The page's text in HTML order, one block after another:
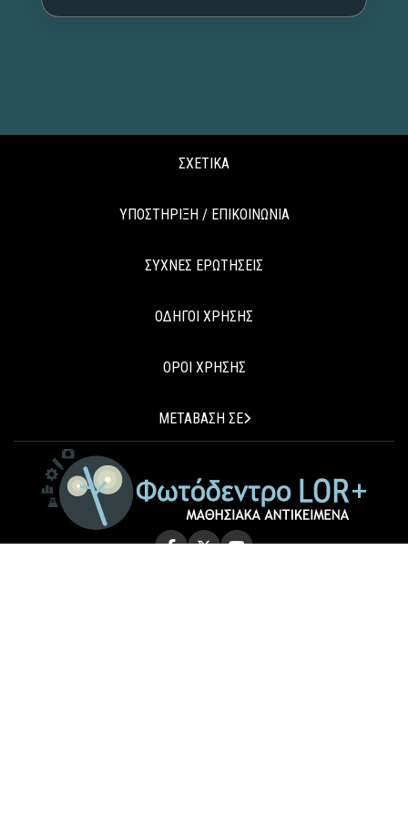
ΣΧΕΤΙΚΑ
ΥΠΟΣΤΗΡΙΞΗ / ΕΠΙΚΟΙΝΩΝΙΑ
ΣΥΧΝΕΣ ΕΡΩΤΗΣΕΙΣ
ΟΔΗΓΟΙ ΧΡΗΣΗΣ
ΟΡΟΙ ΧΡΗΣΗΣ
ΜΕΤΑΒΑΣΗ ΣΕ